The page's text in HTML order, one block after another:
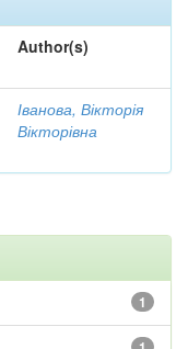
Author(s)
Іванова, Вікторія
Вікторівна
1